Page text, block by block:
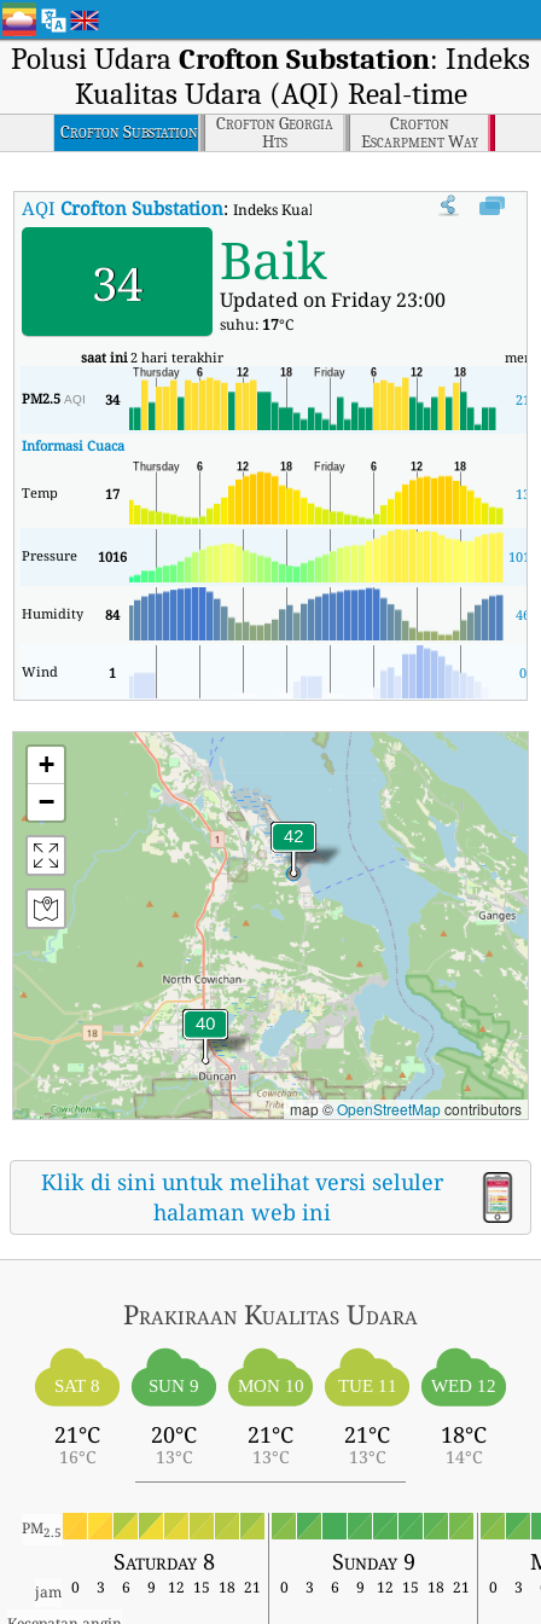
Polusi Udara Crofton Substation: Indeks
Kualitas Udara (AQI) Real-time
Crofton Substation
Crofton Georgia
Hts
Crofton
Escarpment Way
AQICrofton Substation:Indeks Kualitas Udara (AQI) Real-time
34 Baik
Updated on Friday 23:00
suhu: 17°C
saat ini2 hari terakhir
PM2.5AQI 34 21
Informasi Cuaca
Temp 17 13
Pressure 1016 1011
Humidity 84 46
Wind 1 0
+
−
map ©OpenStreetMapcontributors
Klik di sini untuk melihat versi seluler
halaman web ini
Prakiraan Kualitas Udara
SAT 8
21°C
16°C
SUN 9
20°C
13°C
MON 10
21°C
13°C
TUE 11
21°C
13°C
WED 12
18°C
14°C
PM2.5
Saturday 8 Sunday 9
jam 0 3 6 9 12 15 18 21 0 3 6 9 12 15 18 21 0 3